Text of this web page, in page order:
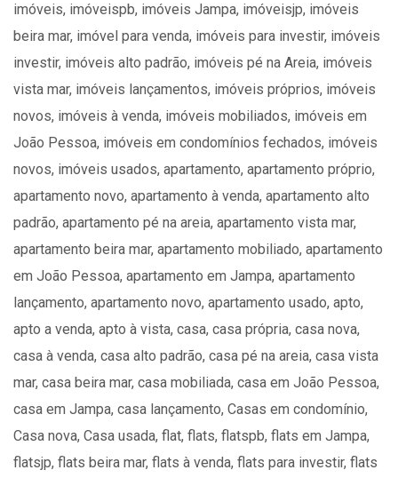
imóveis, imóveispb, imóveis Jampa, imóveisjp, imóveis
beira mar, imóvel para venda, imóveis para investir, imóveis
investir, imóveis alto padrão, imóveis pé na Areia, imóveis
vista mar, imóveis lançamentos, imóveis próprios, imóveis
novos, imóveis à venda, imóveis mobiliados, imóveis em
João Pessoa, imóveis em condomínios fechados, imóveis
novos, imóveis usados, apartamento, apartamento próprio,
apartamento novo, apartamento à venda, apartamento alto
padrão, apartamento pé na areia, apartamento vista mar,
apartamento beira mar, apartamento mobiliado, apartamento
em João Pessoa, apartamento em Jampa, apartamento
lançamento, apartamento novo, apartamento usado, apto,
apto a venda, apto à vista, casa, casa própria, casa nova,
casa à venda, casa alto padrão, casa pé na areia, casa vista
mar, casa beira mar, casa mobiliada, casa em João Pessoa,
casa em Jampa, casa lançamento, Casas em condomínio,
Casa nova, Casa usada, flat, flats, flatspb, flats em Jampa,
flatsjp, flats beira mar, flats à venda, flats para investir, flats